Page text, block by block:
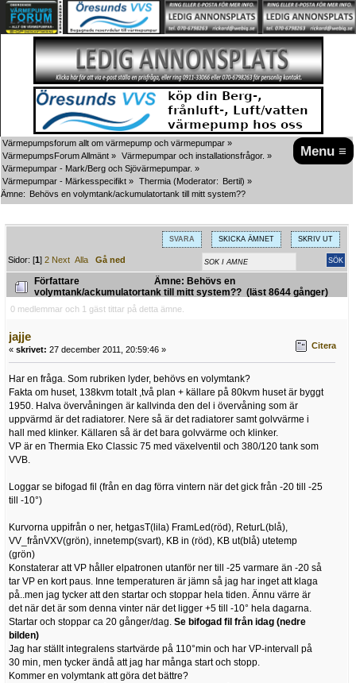
Menu ≡
Värmepumpsforum allt om värmepump och värmepumpar »
VärmepumpsForum Allmänt » Värmepumpar och installationsfrågor. »
Värmepumpar - Mark/Berg och Sjövärmepumpar. »
Värmepumpar - Märkesspecifikt » Thermia (Moderator: Bertil) »
Ämne: Behövs en volymtank/ackumulatortank till mitt system??
SVARA SKICKA ÄMNET SKRIV UT
Sidor: [1]2 Next Alla Gå ned
Författare
Ämne: Behövs en
volymtank/ackumulatortank till mitt system?? (läst 8644 gånger)
0 medlemmar och 1 gäst tittar på detta ämne.
jajje
« skrivet: 27 december 2011, 20:59:46 » Citera
Har en fråga. Som rubriken lyder, behövs en volymtank?
Fakta om huset, 138kvm totalt ,två plan + källare på 80kvm huset är byggt
1950. Halva övervåningen är kallvinda den del i övervåning som är
uppvärmd är det radiatorer. Nere så är det radiatorer samt golvvärme i
hall med klinker. Källaren så är det bara golvvärme och klinker.
VP är en Thermia Eko Classic 75 med växelventil och 380/120 tank som
VVB.
Loggar se bifogad fil (från en dag förra vintern när det gick från -20 till -25
till -10°)
Kurvorna uppifrån o ner, hetgasT(lila) FramLed(röd), ReturL(blå),
VV_frånVXV(grön), innetemp(svart), KB in (röd), KB ut(blå) utetemp
(grön)
Konstaterar att VP håller elpatronen utanför ner till -25 varmare än -20 så
tar VP en kort paus. Inne temperaturen är jämn så jag har inget att klaga
på..men jag tycker att den startar och stoppar hela tiden. Ännu värre är
det när det är som denna vinter när det ligger +5 till -10° hela dagarna.
Startar och stoppar ca 20 gånger/dag. Se bifogad fil från idag (nedre
bilden)
Jag har ställt integralens startvärde på 110°min och har VP-intervall på
30 min, men tycker ändå att jag har många start och stopp.
Kommer en volymtank att göra det bättre?